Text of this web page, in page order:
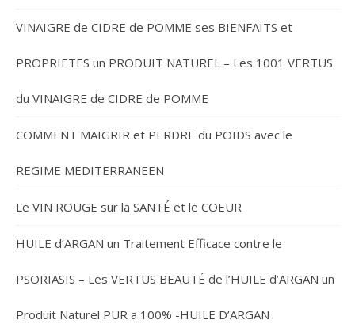
VINAIGRE de CIDRE de POMME ses BIENFAITS et
PROPRIETES un PRODUIT NATUREL – Les 1001 VERTUS
du VINAIGRE de CIDRE de POMME
COMMENT MAIGRIR et PERDRE du POIDS avec le
REGIME MEDITERRANEEN
Le VIN ROUGE sur la SANTÉ et le COEUR
HUILE d’ARGAN un Traitement Efficace contre le
PSORIASIS – Les VERTUS BEAUTÉ de l’HUILE d’ARGAN un
Produit Naturel PUR a 100% -HUILE D’ARGAN